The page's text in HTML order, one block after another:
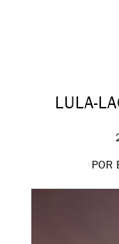
LULA-
POR